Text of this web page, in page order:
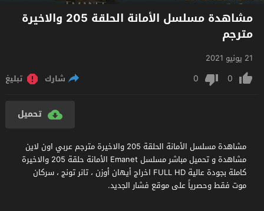
مشاهدة مسلسل الأمانة الحلقة 205 والاخيرة
مترجم
21 يونيو 2021
0
0 شارك تبليغ
تحميل
مشاهدة مسلسل الأمانة الحلقة 205 والاخيرة مترجم عربي اون لاين
مشاهدة و تحميل مباشر مسلسل Emanet الأمانة حلقة 205 والاخيرة
كاملة بجودة عالية FULL HD اخراج أيهان أوزن ، تانر تونج ، سركان
موت فقط وحصرياً على موقع فشار الجديد.